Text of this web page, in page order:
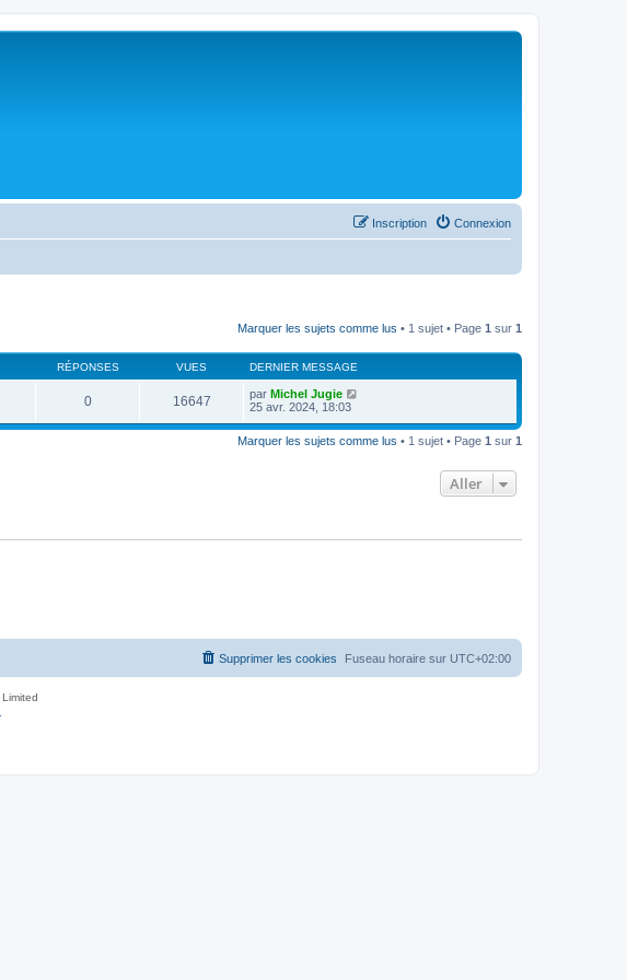
Connexion
Inscription
Marquer les sujets comme lus • 1 sujet • Page 1 sur 1
RÉPONSES VUES DERNIER MESSAGE
0 16647 par Michel Jugie
25 avr. 2024, 18:03
Marquer les sujets comme lus • 1 sujet • Page 1 sur 1
Aller
Fuseau horaire sur UTC+02:00
Supprimer les cookies